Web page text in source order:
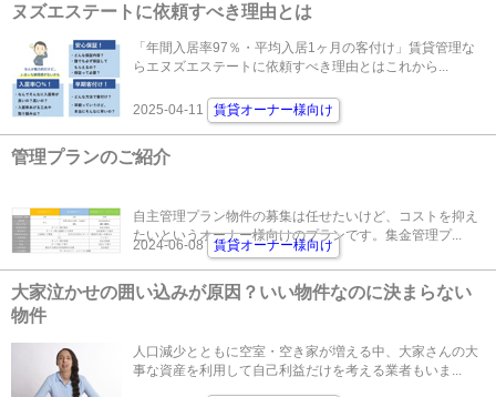
ヌズエステートに依頼すべき理由とは
「年間入居率97％・平均入居1ヶ月の客付け」賃貸管理な
らエヌズエステートに依頼すべき理由とはこれから...
2025-04-11 賃貸オーナー様向け
管理プランのご紹介
自主管理プラン物件の募集は任せたいけど、コストを抑え
たいというオーナー様向けのプランです。集金管理プ...
2024-06-08 賃貸オーナー様向け
大家泣かせの囲い込みが原因？いい物件なのに決まらない
物件
人口減少とともに空室・空き家が増える中、大家さんの大
事な資産を利用して自己利益だけを考える業者もいま...